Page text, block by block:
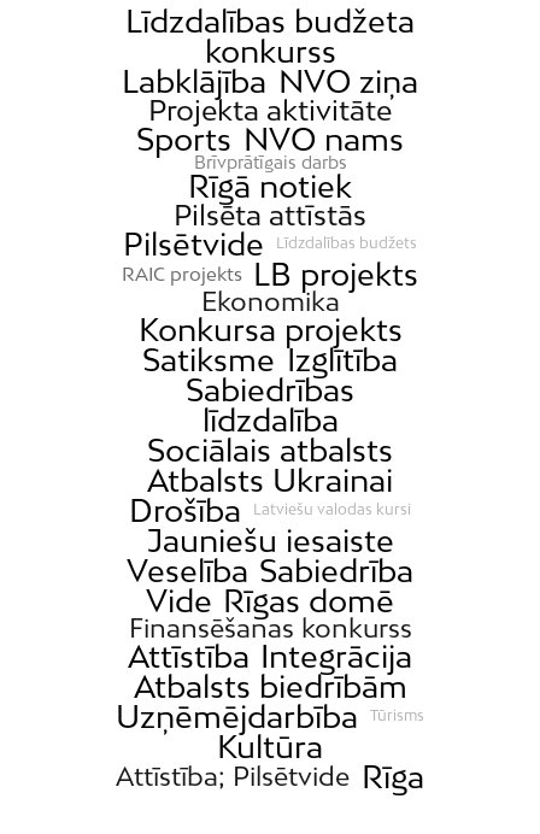
Līdzdalības budžeta
konkurss
Labklājība NVO ziņa
Projekta aktivitāte
Sports NVO nams
Brīvprātīgais darbs
Rīgā notiek
Pilsēta attīstās
Pilsētvide Līdzdalības budžets
RAIC projekts LB projekts
Ekonomika
Konkursa projekts
Satiksme Izglītība
Sabiedrības
līdzdalība
Sociālais atbalsts
Atbalsts Ukrainai
Drošība
Latviešu valodas kursi
Jauniešu iesaiste
Veselība Sabiedrība
Vide Rīgas domē
Finansēšanas konkurss
Attīstība Integrācija
Atbalsts biedrībām
Uzņēmējdarbība
Tūrisms
Kultūra
Attīstība; Pilsētvide Rīga